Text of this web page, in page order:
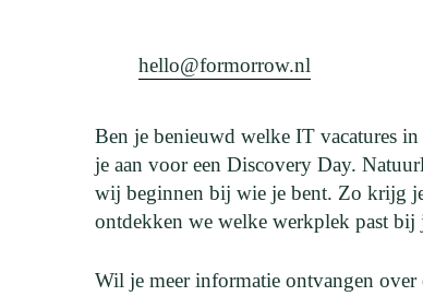
hello@formorrow.nl
Ben je benieuwd welke IT vacatures
je aan voor een Discovery Day.
wij beginnen bij wie je bent. Zo krijg
ontdekken we welke werkplek past bij
Wil je meer informatie ontvangen over